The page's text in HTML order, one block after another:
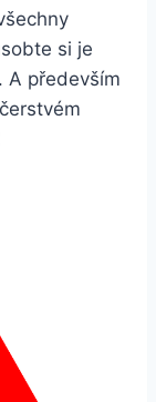
si je
A především